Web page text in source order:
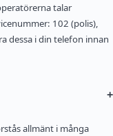
talar
102 (polis),
dessa i din telefon innan
+
allmänt i många